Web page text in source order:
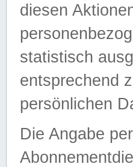
diesen
statistisch
entsprechend
persönlichen
Die Angabe